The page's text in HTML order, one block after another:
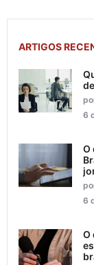
ARTIGOS
6
O
6
O